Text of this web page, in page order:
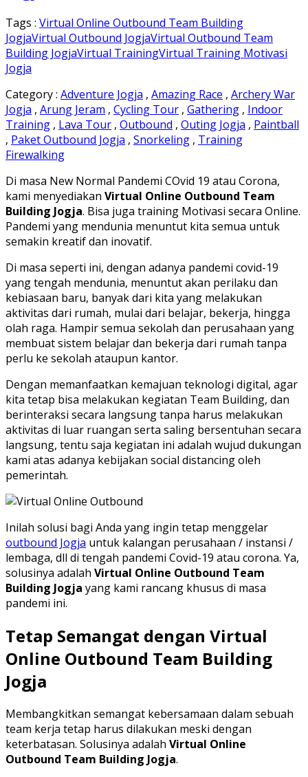
Tags : Virtual Online Outbound Team Building
JogjaVirtual Outbound JogjaVirtual Outbound Team
Building JogjaVirtual TrainingVirtual Training Motivasi
Jogja
Category : Adventure Jogja , Amazing Race , Archery War
Jogja , Arung Jeram , Cycling Tour , Gathering , Indoor
Training , Lava Tour , Outbound , Outing Jogja , Paintball
, Paket Outbound Jogja , Snorkeling , Training
Firewalking
Di masa New Normal Pandemi COvid 19 atau Corona,
kami menyediakan Virtual Online Outbound Team
Building Jogja. Bisa juga training Motivasi secara Online.
Pandemi yang mendunia menuntut kita semua untuk
semakin kreatif dan inovatif.
Di masa seperti ini, dengan adanya pandemi covid-19
yang tengah mendunia, menuntut akan perilaku dan
kebiasaan baru, banyak dari kita yang melakukan
aktivitas dari rumah, mulai dari belajar, bekerja, hingga
olah raga. Hampir semua sekolah dan perusahaan yang
membuat sistem belajar dan bekerja dari rumah tanpa
perlu ke sekolah ataupun kantor.
Dengan memanfaatkan kemajuan teknologi digital, agar
kita tetap bisa melakukan kegiatan Team Building, dan
berinteraksi secara langsung tanpa harus melakukan
aktivitas di luar ruangan serta saling bersentuhan secara
langsung, tentu saja kegiatan ini adalah wujud dukungan
kami atas adanya kebijakan social distancing oleh
pemerintah.
Inilah solusi bagi Anda yang ingin tetap menggelar
outbound Jogja untuk kalangan perusahaan / instansi /
lembaga, dll di tengah pandemi Covid-19 atau corona. Ya,
solusinya adalah Virtual Online Outbound Team
Building Jogja yang kami rancang khusus di masa
pandemi ini.
Tetap Semangat dengan Virtual
Online Outbound Team Building
Jogja
Membangkitkan semangat kebersamaan dalam sebuah
team kerja tetap harus dilakukan meski dengan
keterbatasan. Solusinya adalah Virtual Online
Outbound Team Building Jogja.